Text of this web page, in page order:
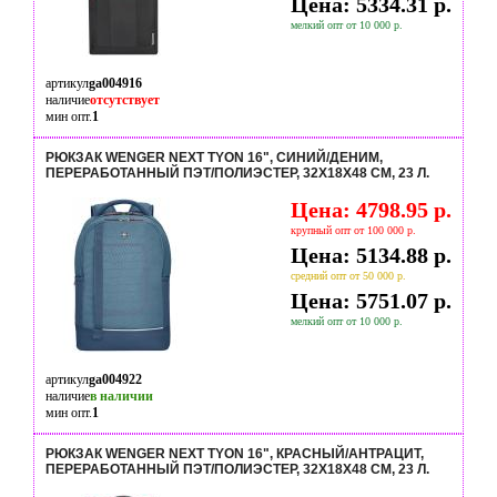
мелкий опт от 10 000 р.
артикулga004916
наличиеотсутствует
мин опт.1
РЮКЗАК WENGER NEXT TYON 16", СИНИЙ/ДЕНИМ,
ПЕРЕРАБОТАННЫЙ ПЭТ/ПОЛИЭСТЕР, 32Х18Х48 СМ, 23 Л.
Цена: 4798.95 р.
крупный опт от 100 000 р.
Цена: 5134.88 р.
средний опт от 50 000 р.
Цена: 5751.07 р.
мелкий опт от 10 000 р.
артикулga004922
наличиев наличии
мин опт.1
РЮКЗАК WENGER NEXT TYON 16", КРАСНЫЙ/АНТРАЦИТ,
ПЕРЕРАБОТАННЫЙ ПЭТ/ПОЛИЭСТЕР, 32Х18Х48 СМ, 23 Л.